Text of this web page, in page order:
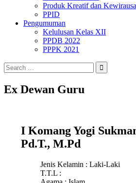
Produk Kreatif dan
PPID
Pengumuman
Kelulusan Kelas XII
PPDB 2022
PPPK 2021
Search
for:
Ex Dewan Guru
I Komang Yogi
Pd.T., M.Pd
Jenis Kelamin : Laki-Laki
T.T.L :